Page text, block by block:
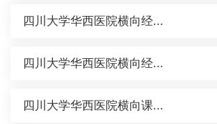
四川大学华西医院横向经...
四川大学华西医院横向经...
四川大学华西医院横向课...